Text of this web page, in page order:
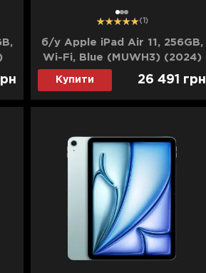
12
(1)
б/у Apple iPad Air 11, 256GB,
Wi-Fi, Blue (MUWH3) (2024)
Купити 26 491 грн